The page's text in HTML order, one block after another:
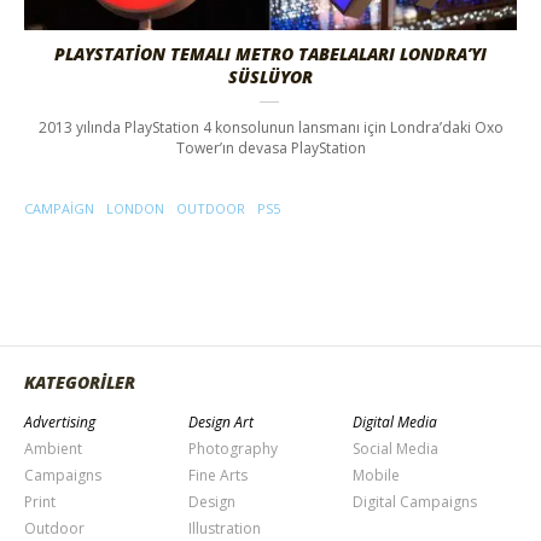
PLAYSTATION TEMALI METRO TABELALARI LONDRA’YI
SÜSLÜYOR
2013 yılında PlayStation 4 konsolunun lansmanı için Londra’daki Oxo
Tower’ın devasa PlayStation
CAMPAIGN LONDON OUTDOOR PS5
KATEGORİLER
Advertising
Ambient
Campaigns
Print
Outdoor
Design Art
Photography
Fine Arts
Design
Illustration
Digital Media
Social Media
Mobile
Digital Campaigns